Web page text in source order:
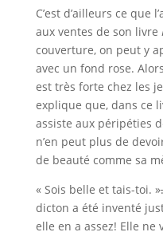
C’est d’ailleurs ce que
aux ventes de son livre
couverture, on peut y
avec un fond rose.
est très forte chez les
explique que, dans ce
assiste aux péripéties
n’en peut plus de
de beauté comme sa
« Sois belle et tais-toi. ».
dicton a été inventé
elle en a assez! Elle